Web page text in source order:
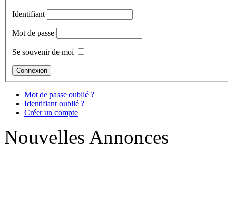
Identifiant
Mot de passe
Se souvenir de moi
Mot de passe oublié ?
Identifiant oublié ?
Créer un compte
Nouvelles Annonces